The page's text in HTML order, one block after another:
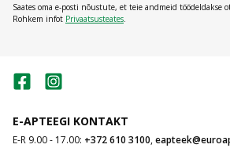
Saates oma e-posti nõustute, et teie andmeid töödeldakse
Rohkem infot Privaatsusteates.
E-APTEEGI KONTAKT
E-R 9.00 - 17.00: +372 610 3100,